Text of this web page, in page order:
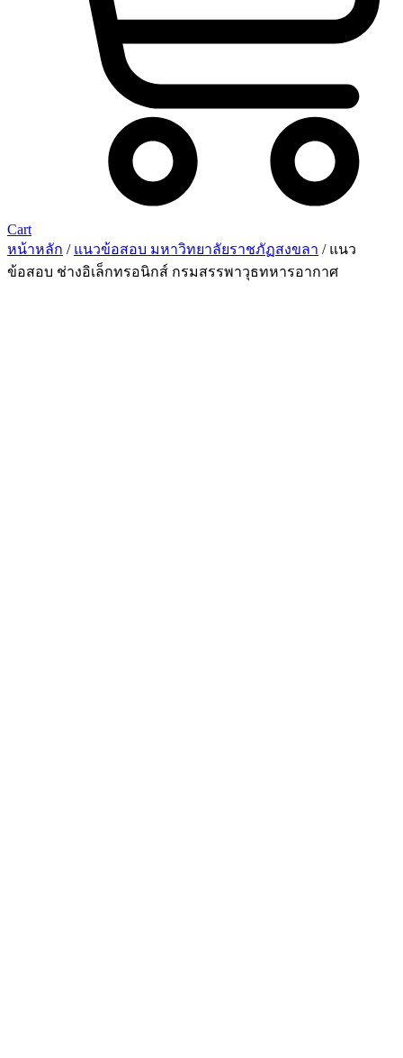
Cart
หน้าหลัก / แนวข้อสอบ มหาวิทยาลัยราชภัฏสงขลา / แนว
ข้อสอบ ช่างอิเล็กทรอนิกส์ กรมสรรพาวุธทหารอากาศ